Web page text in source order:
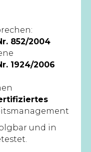
852/2004
1924/2006
und in